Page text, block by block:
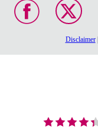
Disclaimer|